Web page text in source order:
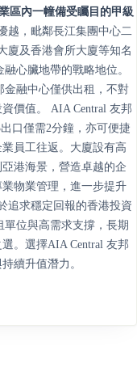
區內一幢備受矚目的甲級
越，毗鄰長江集團中心二
廈及香港會所大廈等知名
心臟地帶的戰略地位。
金融中心僅供出租，不對
價值。 AIA Central 友邦
口僅需2分鐘，亦可便捷
員工往返。大廈設有高
港海景，營造卓越的企
物業管理，進一步提升
追求穩定回報的香港投資
位與高需求支撐，長期
。選擇AIA Central 友邦
續升值潛力。